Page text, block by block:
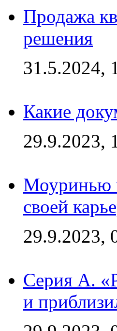
Продажа
решения
31.5.2024,
Какие
29.9.2023,
Моуринью
своей
29.9.2023,
Серия А.
и